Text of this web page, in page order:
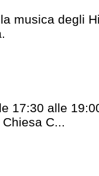
musica degli
17:30 alle
C...